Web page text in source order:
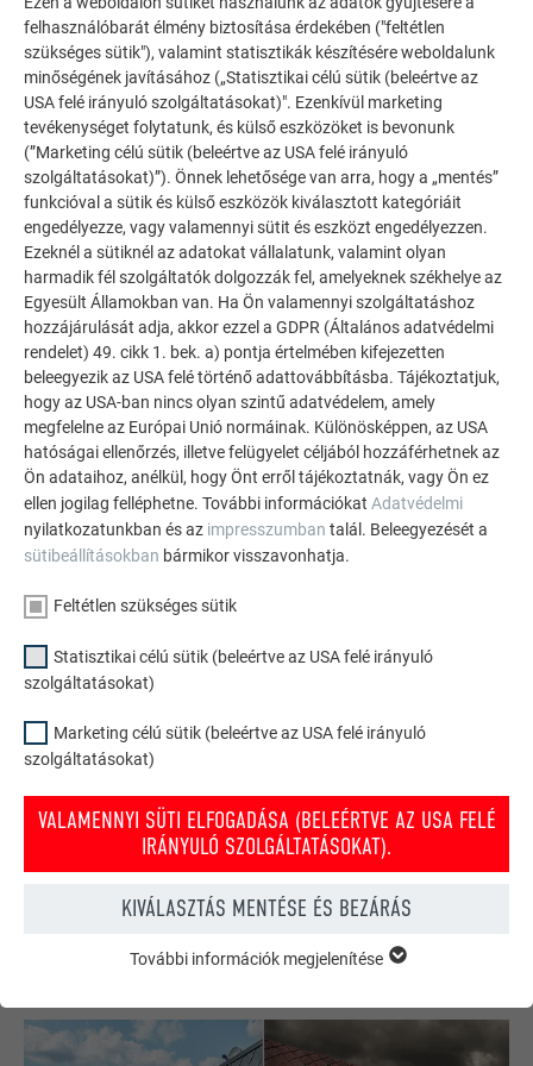
INSPIRÁLÓDJON
TOVÁBBI ÉPÜLETEK
A PREFA referencia galéria bemutatja, milyen
sokoldalúan felhasználható az alumínium. Fedezzen fel
további lenyűgöző projekteket a tartós PREFA
alumínium megoldásokkal tetőkhöz, napelemekhez és
homlokzatokhoz.
TEKINTSE MEG TOVÁBBI REFERENCIÁINKAT
PREFA tető- és homlokzati konfigurátor
Tervezze meg (álmai) házát a PREFA online konfigurátorral.
Válasszon számos terméket és színt a tető és homlokzat
INSPIRÁLÓDJON MOST!
felhasználóbarát élmény biztosítása érdekében ("feltétlen
szükséges sütik"), valamint statisztikák készítésére weboldalunk
minőségének javításához („Statisztikai célú sütik (beleértve az
USA felé irányuló szolgáltatásokat)". Ezenkívül marketing
tevékenységet folytatunk, és külső eszközöket is bevonunk
(”Marketing célú sütik (beleértve az USA felé irányuló
szolgáltatásokat)”). Önnek lehetősége van arra, hogy a „mentés”
funkcióval a sütik és külső eszközök kiválasztott kategóriáit
engedélyezze, vagy valamennyi sütit és eszközt engedélyezzen.
Ezeknél a sütiknél az adatokat vállalatunk, valamint olyan
harmadik fél szolgáltatók dolgozzák fel, amelyeknek székhelye az
Egyesült Államokban van. Ha Ön valamennyi szolgáltatáshoz
hozzájárulását adja, akkor ezzel a GDPR (Általános adatvédelmi
rendelet) 49. cikk 1. bek. a) pontja értelmében kifejezetten
beleegyezik az USA felé történő adattovábbításba. Tájékoztatjuk,
hogy az USA-ban nincs olyan szintű adatvédelem, amely
megfelelne az Európai Unió normáinak. Különösképpen, az USA
hatóságai ellenőrzés, illetve felügyelet céljából hozzáférhetnek az
Ön adataihoz, anélkül, hogy Önt erről tájékoztatnák, vagy Ön ez
ellen jogilag felléphetne. További információkat Adatvédelmi
nyilatkozatunkban és az impresszumban talál. Beleegyezését a
sütibeállításokban bármikor visszavonhatja.
Feltétlen szükséges sütik
Statisztikai célú sütik (beleértve az USA felé irányuló
szolgáltatásokat)
Marketing célú sütik (beleértve az USA felé irányuló
szolgáltatásokat)
VALAMENNYI SÜTI ELFOGADÁSA (BELEÉRTVE AZ USA FELÉ
IRÁNYULÓ SZOLGÁLTATÁSOKAT).
KIVÁLASZTÁS MENTÉSE ÉS BEZÁRÁS
FELTÉTLEN SZÜKSÉGES SÜTIK
weboldal alapvető funkcióinak működéséhez szükségesek.
Ezzel biztosítható, hogy a weboldal kifogástalanul működjön.
További információk megjelenítése